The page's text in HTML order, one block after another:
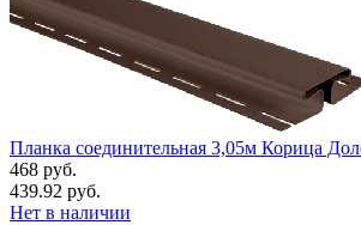
Планка соединительная 3,05м Корица
468 руб.
439.92 руб.
Нет в наличии